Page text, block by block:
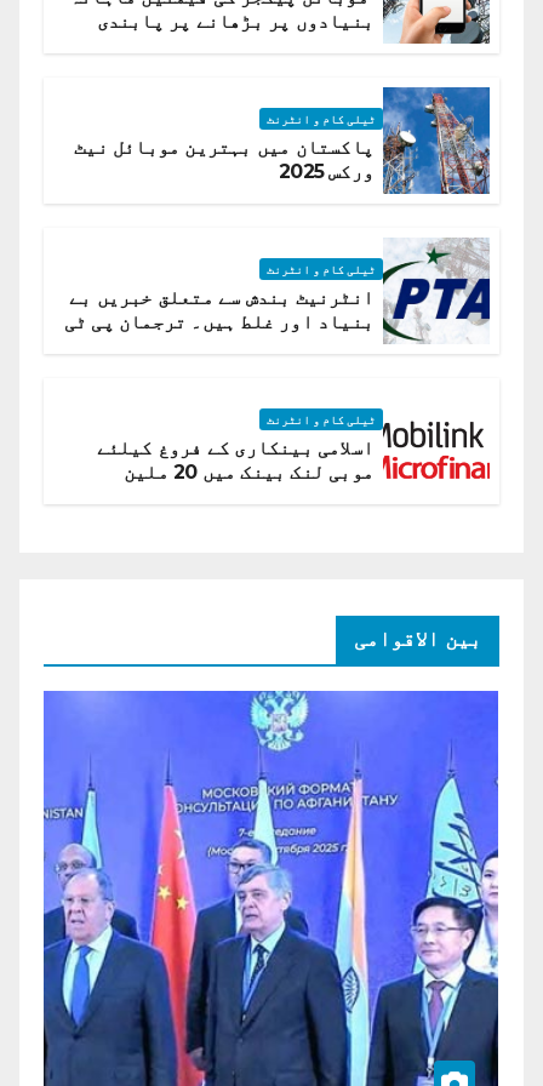
بنیادوں پر بڑھانے پر پابندی
ٹیلی کام و انٹرنٹ
پاکستان میں بہترین موبائل نیٹ
ورکس 2025
ٹیلی کام و انٹرنٹ
انٹرنیٹ بندش سے متعلق خبریں بے
بنیاد اور غلط ہیں۔ ترجمان پی ٹی
ٹیلی کام و انٹرنٹ
اسلامی بینکاری کے فروغ کیلئے
موبی لنک بینک میں 20 ملین
بین الاقوامی